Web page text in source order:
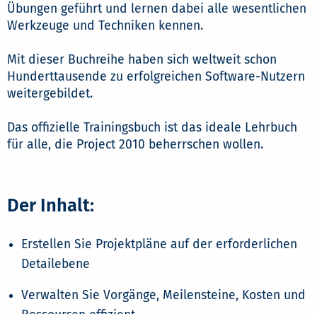
Übungen geführt und lernen dabei alle wesentlichen
Werkzeuge und Techniken kennen.
Mit dieser Buchreihe haben sich weltweit schon
Hunderttausende zu erfolgreichen Software-Nutzern
weitergebildet.
Das offizielle Trainingsbuch ist das ideale Lehrbuch
für alle, die Project 2010 beherrschen wollen.
Der Inhalt:
Erstellen Sie Projektpläne auf der erforderlichen
Detailebene
Verwalten Sie Vorgänge, Meilensteine, Kosten und